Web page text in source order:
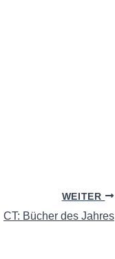
WEITER
CT: Bücher des Jahres